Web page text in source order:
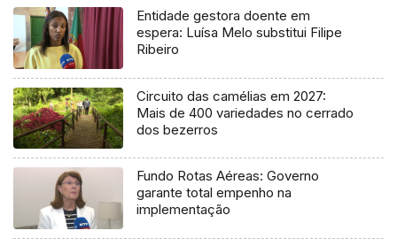
Entidade gestora doente em
espera: Luísa Melo substitui Filipe
Ribeiro
Circuito das camélias em 2027:
Mais de 400 variedades no cerrado
dos bezerros
Fundo Rotas Aéreas: Governo
garante total empenho na
implementação